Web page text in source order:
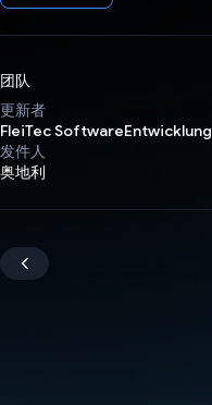
团队
更新者
FleiTec SoftwareEntwicklung
发件人
奥地利